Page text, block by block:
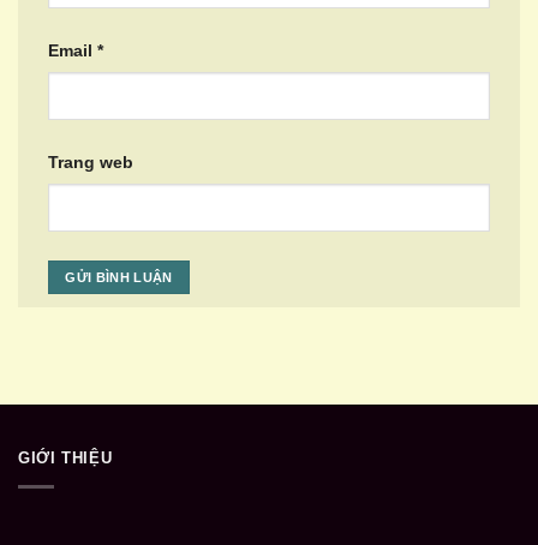
Email *
Trang web
GIỚI THIỆU